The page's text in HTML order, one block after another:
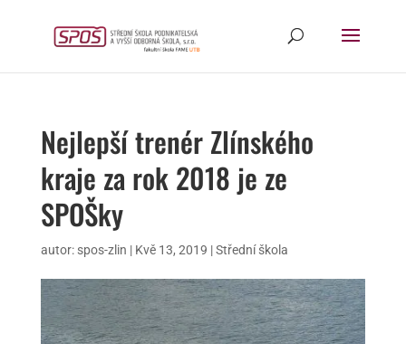
Nejlepší trenér Zlínského
kraje za rok 2018 je ze
SPOŠky
autor: spos-zlin | Kvě 13, 2019 |Střední škola